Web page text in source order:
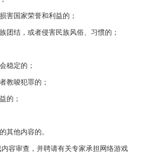
国家荣誉和利益的；
结，或者侵害民族风俗、习惯的；
稳定的；
唆犯罪的；
的；
他内容的。
审查，并聘请有关专家承担网络游戏